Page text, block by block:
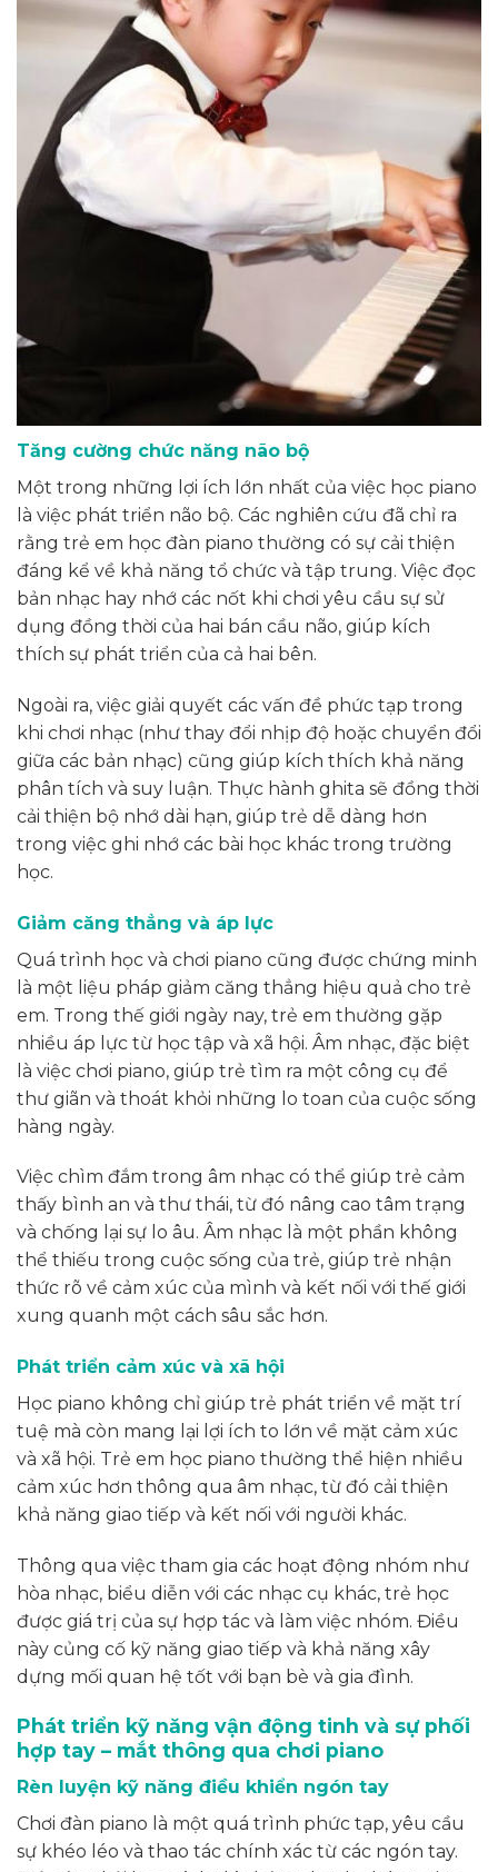
Tăng cường chức năng não bộ
Một trong những lợi ích lớn nhất của việc học piano
là việc phát triển não bộ. Các nghiên cứu đã chỉ ra
rằng trẻ em học đàn piano thường có sự cải thiện
đáng kể về khả năng tổ chức và tập trung. Việc đọc
bản nhạc hay nhớ các nốt khi chơi yêu cầu sự sử
dụng đồng thời của hai bán cầu não, giúp kích
thích sự phát triển của cả hai bên.
Ngoài ra, việc giải quyết các vấn đề phức tạp trong
khi chơi nhạc (như thay đổi nhịp độ hoặc chuyển đổi
giữa các bản nhạc) cũng giúp kích thích khả năng
phân tích và suy luận. Thực hành ghita sẽ đồng thời
cải thiện bộ nhớ dài hạn, giúp trẻ dễ dàng hơn
trong việc ghi nhớ các bài học khác trong trường
học.
Giảm căng thẳng và áp lực
Quá trình học và chơi piano cũng được chứng minh
là một liệu pháp giảm căng thẳng hiệu quả cho trẻ
em. Trong thế giới ngày nay, trẻ em thường gặp
nhiều áp lực từ học tập và xã hội. Âm nhạc, đặc biệt
là việc chơi piano, giúp trẻ tìm ra một công cụ để
thư giãn và thoát khỏi những lo toan của cuộc sống
hàng ngày.
Việc chìm đắm trong âm nhạc có thể giúp trẻ cảm
thấy bình an và thư thái, từ đó nâng cao tâm trạng
và chống lại sự lo âu. Âm nhạc là một phần không
thể thiếu trong cuộc sống của trẻ, giúp trẻ nhận
thức rõ về cảm xúc của mình và kết nối với thế giới
xung quanh một cách sâu sắc hơn.
Phát triển cảm xúc và xã hội
Học piano không chỉ giúp trẻ phát triển về mặt trí
tuệ mà còn mang lại lợi ích to lớn về mặt cảm xúc
và xã hội. Trẻ em học piano thường thể hiện nhiều
cảm xúc hơn thông qua âm nhạc, từ đó cải thiện
khả năng giao tiếp và kết nối với người khác.
Thông qua việc tham gia các hoạt động nhóm như
hòa nhạc, biểu diễn với các nhạc cụ khác, trẻ học
được giá trị của sự hợp tác và làm việc nhóm. Điều
này củng cố kỹ năng giao tiếp và khả năng xây
dựng mối quan hệ tốt với bạn bè và gia đình.
Phát triển kỹ năng vận động tinh và sự phối
hợp tay – mắt thông qua chơi piano
Rèn luyện kỹ năng điều khiển ngón tay
Chơi đàn piano là một quá trình phức tạp, yêu cầu
sự khéo léo và thao tác chính xác từ các ngón tay.